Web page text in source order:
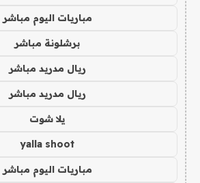
مباريات اليوم مباشر
برشلونة مباشر
ريال مدريد مباشر
ريال مدريد مباشر
يلا شوت
yalla shoot
مباريات اليوم مباشر